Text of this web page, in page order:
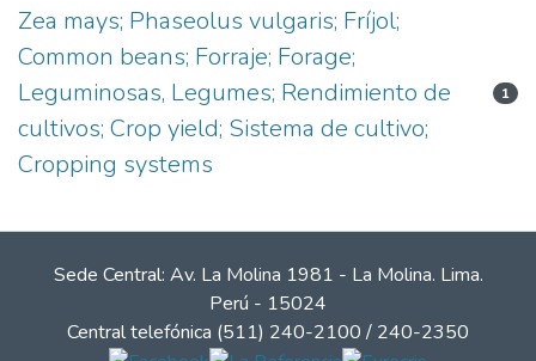
Zea mays; Phaseolus vulgaris; Fríjol;
Common beans; Forraje; Forage;
Leguminosas, Legumes; Rendimiento de
cultivos; Crop yield; Sistema de cultivo;
Cropping systems
1
Sede Central: Av. La Molina 1981 - La Molina. Lima.
Perú - 15024
Central telefónica (511) 240-2100 / 240-2350